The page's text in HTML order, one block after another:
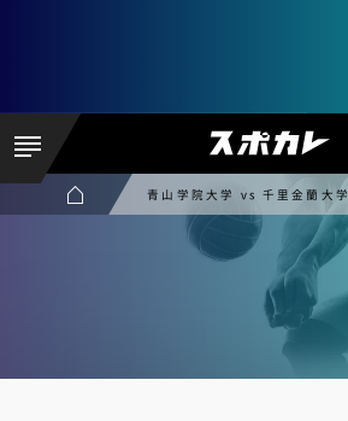
青山学院大学 vs 千里金蘭大学